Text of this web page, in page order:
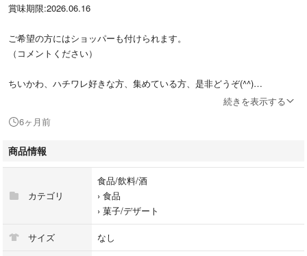
賞味期限:2026.06.16
ご希望の方にはショッパーも付けられます。
（コメントください）
ちいかわ、ハチワレ好きな方、集めている方、是非どうぞ(^^)
#バレンタイン
#ポイント消化
#チョコレート
#ちいかわ
続きを表示する
6ヶ月前
商品情報
カテゴリ
食品/飲料/酒
› 食品
› 菓子/デザート
サイズ なし